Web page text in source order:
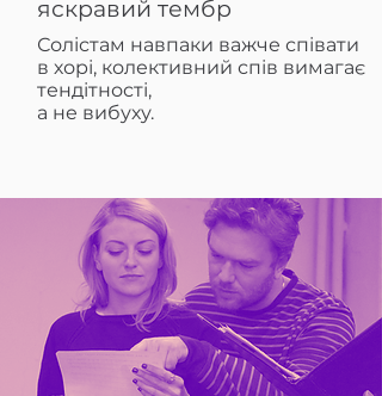
яскравий тембр
Солістам навпаки важче співати
в хорі, колективний спів вимагає
тендітності,
а не вибуху.